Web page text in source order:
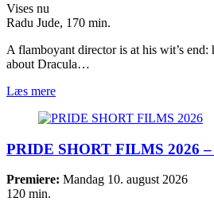
Vises nu
Radu Jude, 170 min.
A flamboyant director is at his wit’s
about Dracula…
Læs mere
PRIDE SHORT FILMS 2026 –
Premiere: Mandag 10. august 2026
120 min.